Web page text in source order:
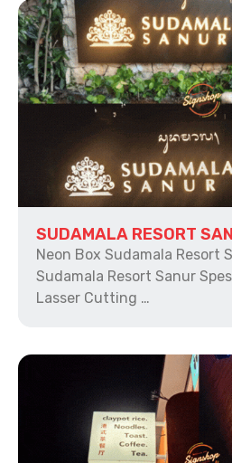
SUDAMALA RESORT
Neon Box Sudamala Resort
Sudamala Resort Sanur
Lasser Cutting …